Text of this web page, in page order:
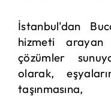
İstanbul'dan
hizmeti arayan
çözümler
olarak,